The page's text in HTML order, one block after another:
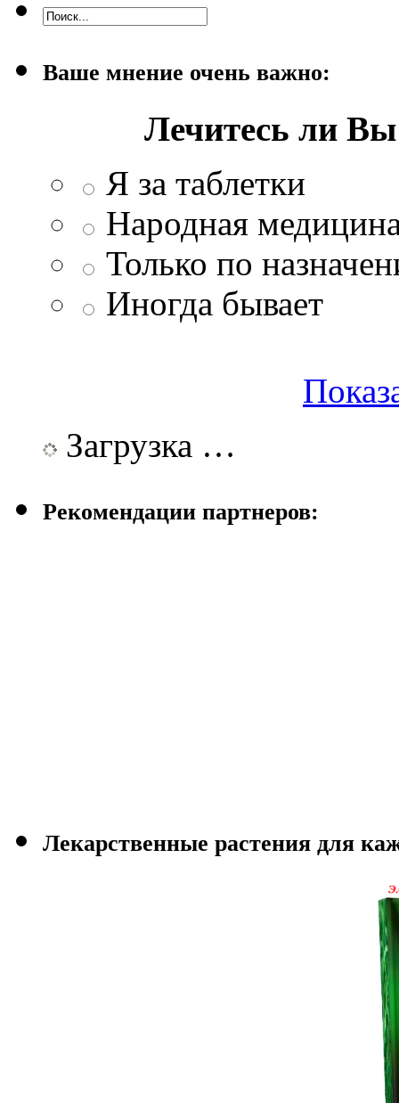
Ваше мнение очень важно:
Лечитесь ли
Я за таблетки
Народная
Только по
Иногда бывает
Загрузка …
Рекомендации партнеров:
Лекарственные растения для